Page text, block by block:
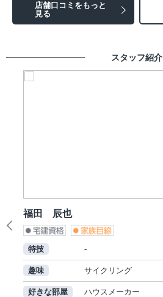
店舗口コミをもっと
見る
スタッフ紹介
Previous
福田 辰也
特技 -
趣味 サイクリング
好きな部屋 ハウスメーカー